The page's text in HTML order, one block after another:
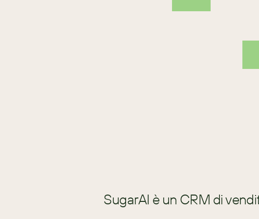
SugarAI è un CRM di